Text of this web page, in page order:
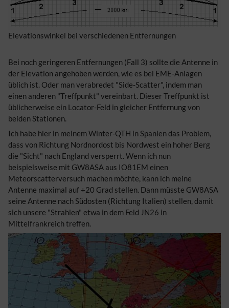
Elevationswinkel bei verschiedenen Entfernungen
Bei noch geringeren Entfernungen (Fall 3) sollte die Antenne in
der Elevation angehoben werden, wie es bei EME-Anlagen
üblich ist. Oder man verabredet "Side-Scatter", indem man
einen anderen "Treffpunkt" vereinbart. Dieser Treffpunkt ist
üblicherweise ein Locator-Feld in gleicher Entfernung von
beiden Stationen.
Ich habe hier in meinem Winter-QTH in Spanien das Problem,
dass von Richtung Nordnordost bis Nordwest ein hoher Berg
die "Sicht" nach England versperrt. Wenn ich nun
beispielsweise mit GW8ASA aus IO81EM einen
Meteorscatterversuch machen möchte, kann ich meine
Antenne maximal auf +20 Grad stellen. Dann müsste GW8ASA
seine Antenne nach Südosten (Richtung Italien) stellen, damit
sich unsere "Strahlen" etwa in dem Feld JN26 in
Mittelfrankreich treffen.